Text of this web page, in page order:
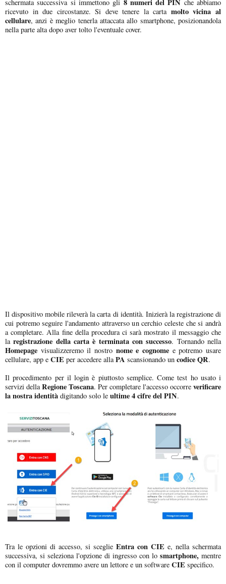
schermata successiva si immettono gli 8 numeri del PIN che abbiamo
ricevuto in due circostanze. Si deve tenere la carta molto vicina al
cellulare, anzi è meglio tenerla attaccata allo smartphone, posizionandola
nella parte alta dopo aver tolto l'eventuale cover.
Il dispositivo mobile rileverà la carta di identità. Inizierà la registrazione di
cui potremo seguire l'andamento attraverso un cerchio celeste che si andrà
a completare. Alla fine della procedura ci sarà mostrato il messaggio che
laregistrazione della carta è terminata con successo. Tornando nella
Homepage visualizzeremo il nostro nome e cognome e potremo usare
cellulare, app e CIE per accedere allaPA scansionando un codice QR.
Il procedimento per il login è piuttosto semplice. Come test ho usato i
servizi dellaRegione Toscana. Per completare l'accesso occorre verificare
la nostra identità digitando solo le ultime 4 cifre del PIN.
Tra le opzioni di accesso, si sceglie Entra con CIE e, nella schermata
successiva, si seleziona l'opzione di ingresso con lo smartphone, mentre
con il computer dovremmo avere un lettore e un software CIE specifico.